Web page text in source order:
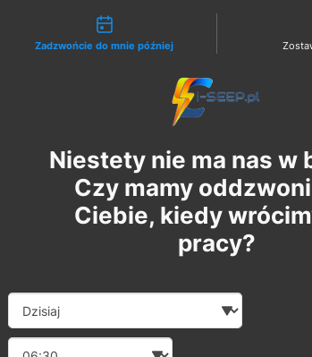
Możliwości kontaktu
Zadzwońcie do mnie później
Niestety nie ma nas w
Czy mamy
Ciebie, kiedy
pracy?
Date and time
Wybierz
Wybierz godzinę